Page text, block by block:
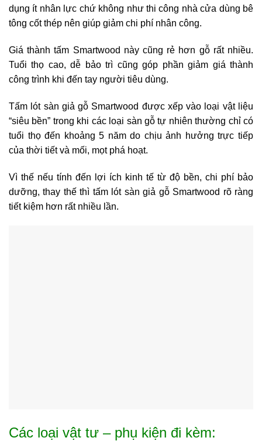
dụng ít nhân lực chứ không như thi công nhà cửa dùng bê
tông cốt thép nên giúp giảm chi phí nhân công.
Giá thành tấm Smartwood này cũng rẻ hơn gỗ rất nhiều.
Tuổi thọ cao, dễ bảo trì cũng góp phần giảm giá thành
công trình khi đến tay người tiêu dùng.
Tấm lót sàn giả gỗ Smartwood được xếp vào loại vật liệu
“siêu bền” trong khi các loại sàn gỗ tự nhiên thường chỉ có
tuổi thọ đến khoảng 5 năm do chịu ảnh hưởng trực tiếp
của thời tiết và mối, mọt phá hoạt.
Vì thế nếu tính đến lợi ích kinh tế từ độ bền, chi phí bảo
dưỡng, thay thế thì tấm lót sàn giả gỗ Smartwood rõ ràng
tiết kiệm hơn rất nhiều lần.
Các loại vật tư – phụ kiện đi kèm: